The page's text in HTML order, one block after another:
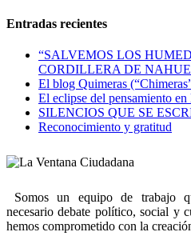
Entradas recientes
“SALVEMOS LOS
CORDILLERA DE
El blog Quimeras
El eclipse del pensamiento
SILENCIOS QUE SE
Reconocimiento y gratitud
Somos un equipo de trabajo
necesario debate político, social y
hemos comprometido con la